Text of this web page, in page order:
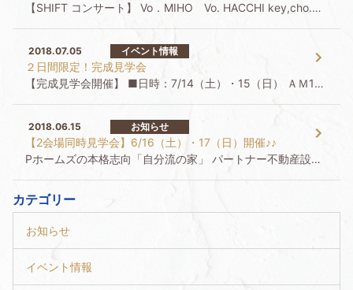
【SHIFT コンサート】 Vo．MIHO Vo. HACCHI key,cho.あいあい 『くつろぎ猫の集い』 会場：Pホームズ モデルハウス&イベントスペースにて 関係者の皆様、ありがと […]
2018.07.05 イベント情報
２日間限定！完成見学会
【完成見学会開催】 ■日時：7/14（土）・15（日） ＡＭ10：00～ＰＭ4：00 ■場所：秩父・横瀬 『子育てご夫婦が建てたこだわりが い～っぱい♬夢のマイホーム』 リビングには梁＆アーチ型の開口 […]
2018.06.15 お知らせ
【2会場同時見学会】6/16（土）・17（日）開催♪♪
Pホームズの本格志向「自分流の家」 パートナー不動産設計 2会場同時見学会！！ 日にち：6月16日（土）・17日（日） 時間：10：00～16：00 16日（土）、17日（日）は、2会場 […]
カテゴリー
お知らせ
イベント情報